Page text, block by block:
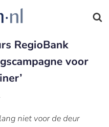
RegioBank
voor
niet voor de deur